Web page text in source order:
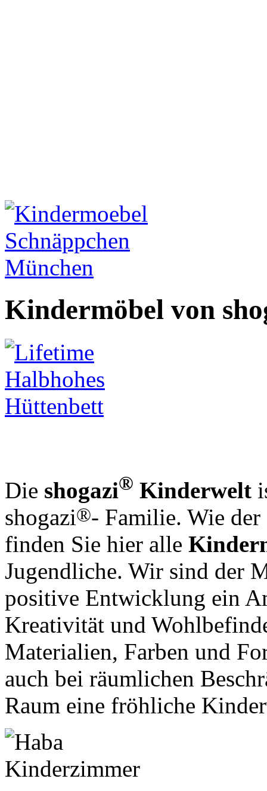
Kindermöbel von
Die shogazi® Kinderwelt
shogazi®- Familie. Wie
finden Sie hier alle
Jugendliche. Wir sind der
positive Entwicklung ein
Kreativität und
Materialien, Farben und
auch bei räumlichen
Raum eine fröhliche